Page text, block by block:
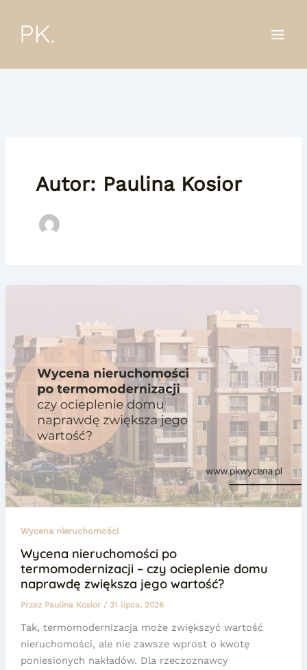
treści
Autor: Paulina Kosior
Wycena nieruchomości
Wycena nieruchomości po
termomodernizacji – czy ocieplenie domu
naprawdę zwiększa jego wartość?
Przez Paulina Kosior / 31 lipca, 2026
Tak, termomodernizacja może zwiększyć wartość
nieruchomości, ale nie zawsze wprost o kwotę
poniesionych nakładów. Dla rzeczoznawcy